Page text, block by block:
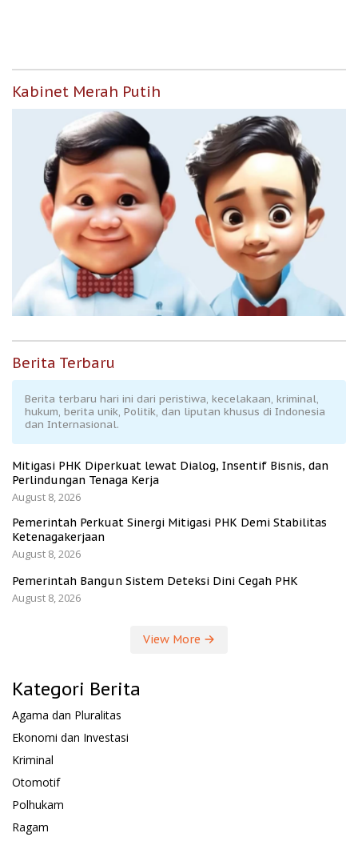
Kabinet Merah Putih
Berita Terbaru
Berita terbaru hari ini dari peristiwa, kecelakaan, kriminal,
hukum, berita unik, Politik, dan liputan khusus di Indonesia
dan Internasional.
Mitigasi PHK Diperkuat lewat Dialog, Insentif Bisnis, dan
Perlindungan Tenaga Kerja
August 8, 2026
Pemerintah Perkuat Sinergi Mitigasi PHK Demi Stabilitas
Ketenagakerjaan
August 8, 2026
Pemerintah Bangun Sistem Deteksi Dini Cegah PHK
August 8, 2026
View More
Kategori Berita
Agama dan Pluralitas
Ekonomi dan Investasi
Kriminal
Otomotif
Polhukam
Ragam